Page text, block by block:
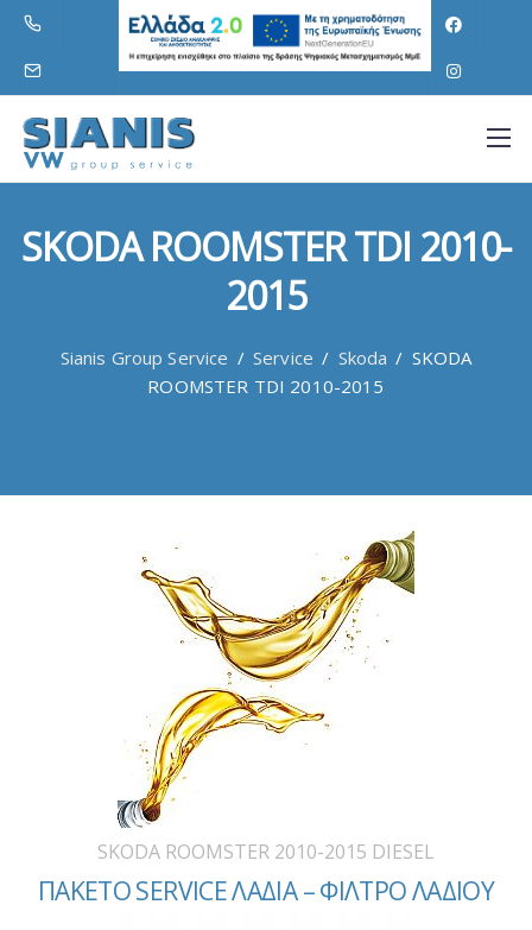
SKODA ROOMSTER TDI 2010-
2015
Sianis Group Service / Service / Skoda / SKODA
ROOMSTER TDI 2010-2015
SKODA ROOMSTER 2010-2015 DIESEL
ΠΑΚΕΤΟ SERVICE ΛΑΔΙΑ – ΦΙΛΤΡΟ ΛΑΔΙΟΥ